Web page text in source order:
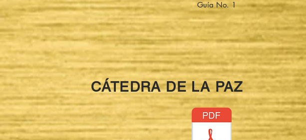
Guía No. 1
CÁTEDRA DE LA PAZ